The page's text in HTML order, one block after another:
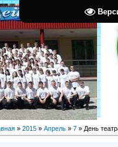
» 2015 » Апрель » 7 » День